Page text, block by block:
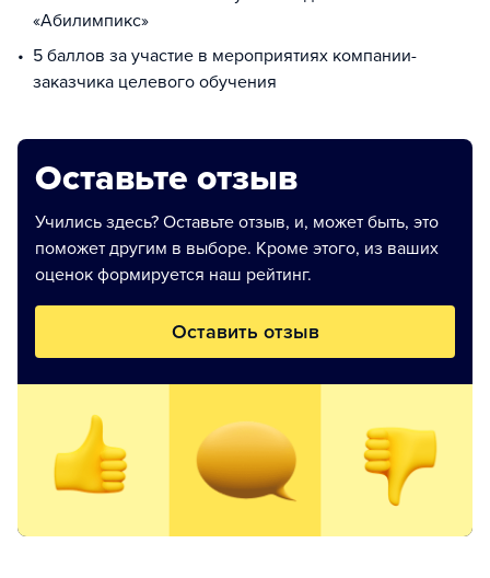
«Абилимпикс»
5 баллов за участие в мероприятиях компании-
заказчика целевого обучения
Оставьте отзыв
Учились здесь? Оставьте отзыв, и, может быть, это
поможет другим в выборе. Кроме этого, из ваших
оценок формируется наш рейтинг.
Оставить отзыв